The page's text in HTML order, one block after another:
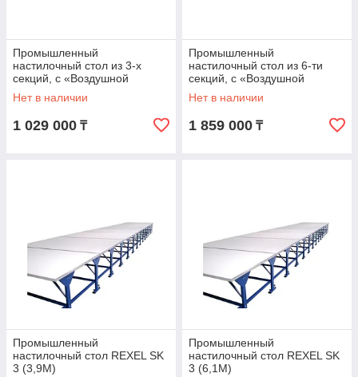
Промышленный
настилочный стол из 3-х
секций, с «Воздушной
подушкой» EASTMAN CT-3
AIR (3,6м)
Нет в наличии
1 029 000 ₸
Промышленный
настилочный стол из 6-ти
секций, с «Воздушной
подушкой» EASTMAN CT-3
AIR (7,2м)
Нет в наличии
1 859 000 ₸
Промышленный
настилочный стол REXEL SK
3 (3,9M)
Промышленный
настилочный стол REXEL SK
3 (6,1M)